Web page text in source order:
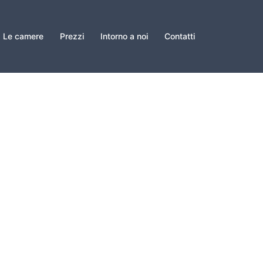
Le camere Prezzi Intorno a noi Contatti